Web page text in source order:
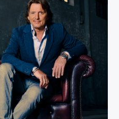
Live